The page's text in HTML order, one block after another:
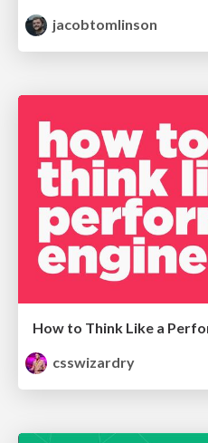
jacobtomlinson
How to Think Like a
csswizardry